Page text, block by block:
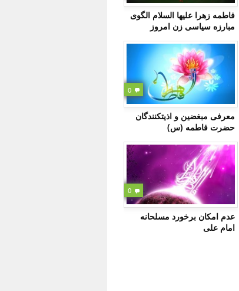
فاطمه زهرا علیها السلام الگوی
مبارزه سیاسی زن امروز
0
معرفى مبغضین و اذیت‏کنندگان
حضرت فاطمه (س)
0
عدم امکان برخورد مسلحانه
امام علی